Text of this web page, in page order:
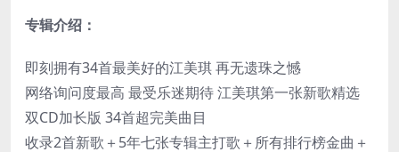
专辑介绍：
即刻拥有34首最美好的江美琪 再无遗珠之憾
网络询问度最高 最受乐迷期待 江美琪第一张新歌精选
双CD加长版 34首超完美曲目
收录2首新歌＋5年七张专辑主打歌＋所有排行榜金曲＋